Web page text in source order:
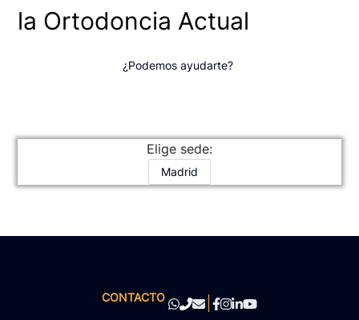
la Ortodoncia Actual
¿Podemos ayudarte?
Elige sede:
Madrid
CONTACTO